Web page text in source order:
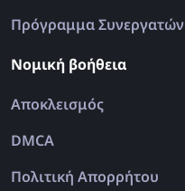
Πρόγραμμα Συνεργατών
Νομική βοήθεια
Αποκλεισμός
DMCA
Πολιτική Απορρήτου